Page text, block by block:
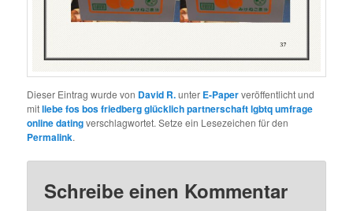
Dieser Eintrag wurde von David R.unter E-Paperveröffentlicht und
mitliebe fos bos friedberg glücklich partnerschaft lgbtq umfrage
online datingverschlagwortet. Setze ein Lesezeichen für den
Permalink.
Schreibe einen Kommentar